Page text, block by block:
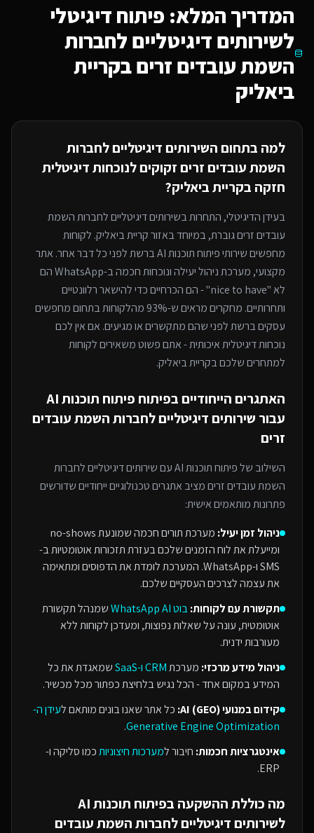
המדריך המלא: פיתוח דיגיטלי
לשירותים דיגיטליים לחברות
השמת עובדים זריםבקריית
ביאליק
למה בתחום השירותים דיגיטליים לחברות
השמת עובדים זריםזקוקים לנוכחות דיגיטלית
חזקה בקריית ביאליק?
בעידן הדיגיטלי, התחרות בשירותים דיגיטליים לחברות השמת
עובדים זריםגוברת, במיוחדבאזור קריית ביאליק. לקוחות
מחפשים שירותיפיתוח תוכנות AI
ברשת לפני כל דבר אחר. אתר
מקצועי, מערכת ניהול יעילה ונוכחות חכמה ב-WhatsApp הם
לא "nice to have" - הם הכרחיים כדי להישאר רלוונטיים
ותחרותיים. מחקרים מראים ש-93% מהלקוחות בתחום מחפשים
עסקים ברשת לפני שהם מתקשרים או מגיעים. אם אין לכם
נוכחות דיגיטלית איכותית - אתם פשוט משאירים לקוחות
למתחריםשלכם בקריית ביאליק.
האתגרים הייחודיים בפיתוח פיתוח תוכנות AI
עבור שירותים דיגיטליים לחברות השמת עובדים
זרים
השילוב שלפיתוח תוכנות AI עםשירותים דיגיטליים לחברות
השמת עובדים זריםמציב אתגרים טכנולוגיים ייחודיים שדורשים
פתרונות מותאמים אישית:
ניהול זמן יעיל:
מערכת תורים חכמה שמונעת no-shows
ומייעלת את לוח הזמנים שלכם בעזרת תזכורות אוטומטיות ב-
SMS ו-WhatsApp. המערכת לומדת את הדפוסים ומתאימה
את עצמה לצרכים העסקיים שלכם.
תקשורת עם לקוחות:בוט WhatsApp AI
שמנהל תקשורת
אוטומטית, עונה על שאלות נפוצות, ומעדכן לקוחות ללא
מעורבות ידנית.
ניהול מידע מרכזי: מערכתCRM ו-SaaS
שמאגדת את כל
המידע במקום אחד - הכל נגיש בלחיצת כפתור מכל מכשיר.
קידום במנועי AI (GEO):
כל אתר שאנו בונים מותאם לעידן ה-
Generative Engine Optimization
.
אינטגרציות חכמות: חיבור למערכות חיצוניותכמו סליקה ו-
ERP.
מה כוללת ההשקעה בפיתוח תוכנות AI
לשירותים דיגיטליים לחברות השמת עובדים